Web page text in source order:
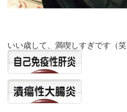
いい歳して、満喫しすぎです（笑